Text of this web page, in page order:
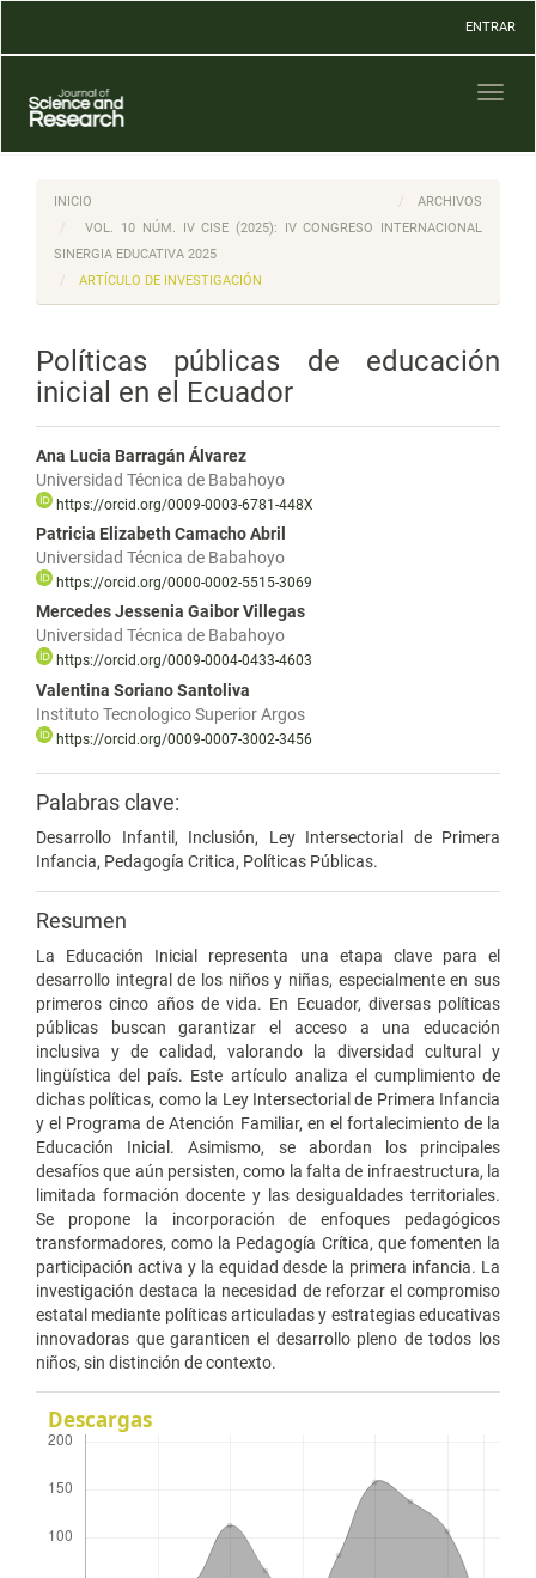
Contenido
Barra
lateral
ENTRAR
INICIO
ARCHIVOS
VOL. 10 NÚM. IV CISE (2025): IV CONGRESO INTERNACIONAL
SINERGIA EDUCATIVA 2025
ARTÍCULO DE INVESTIGACIÓN
Políticas públicas de educación
inicial en el Ecuador
Ana Lucia Barragán Álvarez
Universidad Técnica de Babahoyo
https://orcid.org/0009-0003-6781-448X
Patricia Elizabeth Camacho Abril
Universidad Técnica de Babahoyo
https://orcid.org/0000-0002-5515-3069
Mercedes Jessenia Gaibor Villegas
Universidad Técnica de Babahoyo
https://orcid.org/0009-0004-0433-4603
Valentina Soriano Santoliva
Instituto Tecnologico Superior Argos
https://orcid.org/0009-0007-3002-3456
Palabras clave:
Desarrollo Infantil, Inclusión, Ley Intersectorial de Primera
Infancia, Pedagogía Critica, Políticas Públicas.
Resumen
La Educación Inicial representa una etapa clave para el
desarrollo integral de los niños y niñas, especialmente en sus
primeros cinco años de vida. En Ecuador, diversas políticas
públicas buscan garantizar el acceso a una educación
inclusiva y de calidad, valorando la diversidad cultural y
lingüística del país. Este artículo analiza el cumplimiento de
dichas políticas, como la Ley Intersectorial de Primera Infancia
y el Programa de Atención Familiar, en el fortalecimiento de la
Educación Inicial. Asimismo, se abordan los principales
desafíos que aún persisten, como la falta de infraestructura, la
limitada formación docente y las desigualdades territoriales.
Se propone la incorporación de enfoques pedagógicos
transformadores, como la Pedagogía Crítica, que fomenten la
participación activa y la equidad desde la primera infancia. La
investigación destaca la necesidad de reforzar el compromiso
estatal mediante políticas articuladas y estrategias educativas
innovadoras que garanticen el desarrollo pleno de todos los
niños, sin distinción de contexto.
Descargas